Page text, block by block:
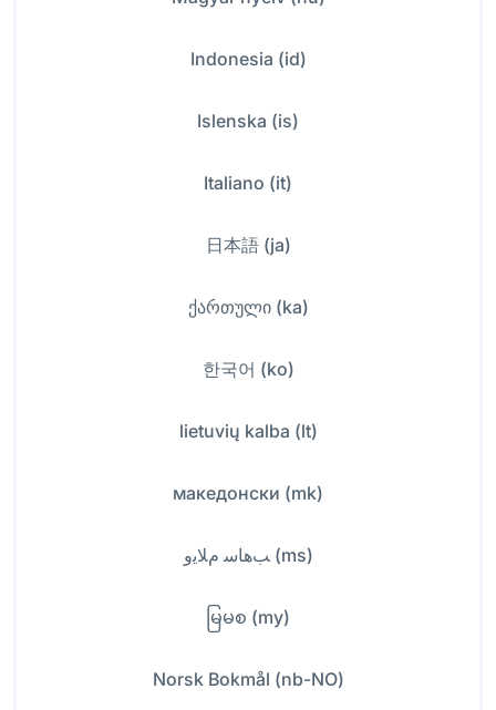
Indonesia (id)
Islenska (is)
Italiano (it)
日本語 (ja)
ქართული (ka)
한국어 (ko)
lietuvių kalba (lt)
македонски (mk)
ﺐﻫﺎﺳ ﻡﻼﻳﻭ (ms)
မြမစ (my)
Norsk Bokmål (nb-NO)